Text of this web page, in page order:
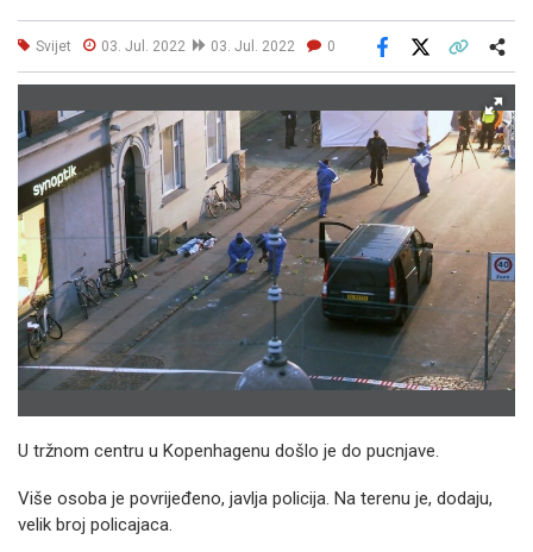
Svijet 03. Jul. 2022 03. Jul. 2022 0
Facebook
U tržnom centru u Kopenhagenu došlo je do pucnjave.
Više osoba je povrijeđeno, javlja policija. Na terenu je, dodaju,
velik broj policajaca.